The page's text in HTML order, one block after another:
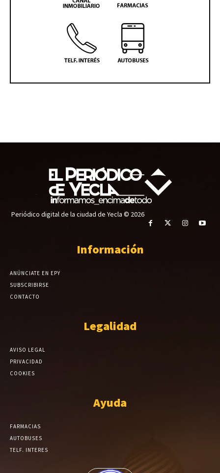
Periódico digital de la ciudad de Yecla © 2026
Información
ANÚNCIATE EN EPY
SUBSCRIBIRSE
CONTACTO
Legalidad
AVISO LEGAL
PRIVACIDAD
COOKIES
Ayuda
FARMACIAS
AUTOBUSES
TELF. INTERES